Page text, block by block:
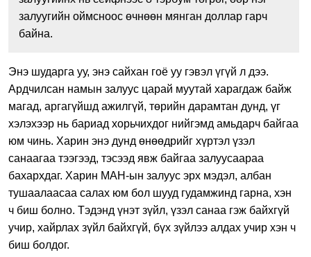
залуугийн оймсноос өчнөөн мянган доллар гарч
байна.
Энэ шударга уу, энэ сайхан гоё уу гэвэл үгүй л дээ.
Ардчилсан намын залуус царай муутай харагдаж байж
магад, аргагүйшд ажилгүй, төрийн дарамтан дунд, үг
хэлэхээр нь бариад хорьчихдог нийгэмд амьдарч байгаа
юм чинь. Харин энэ дунд өнөөдрийг хүртэл үзэл
санаагаа тээгээд, тэсээд явж байгаа залуусаараа
бахархдаг. Харин МАН-ын залуус эрх мэдэл, албан
тушаалаасаа салах юм бол шууд гудамжинд гарна, хэн
ч биш болно. Тэдэнд үнэт зүйл, үзэл санаа гэж байхгүй
учир, хайрлах зүйл байхгүй, бүх зүйлээ алдах учир хэн ч
биш болдог.